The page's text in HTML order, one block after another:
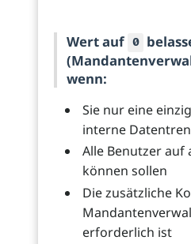
Wert auf 0
wenn:
Sie nur eine
interne
Alle Benutzer auf
können sollen
Die zusätzliche
erforderlich ist